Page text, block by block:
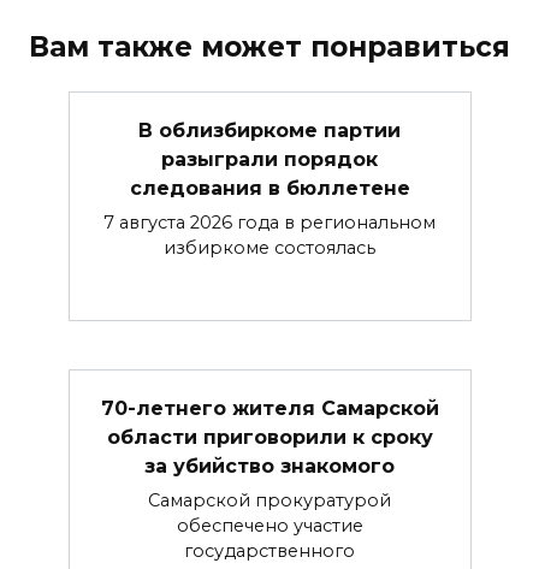
Вам также может понравиться
В облизбиркоме партии
разыграли порядок
следования в бюллетене
7 августа 2026 года в региональном
избиркоме состоялась
70-летнего жителя Самарской
области приговорили к сроку
за убийство знакомого
Самарской прокуратурой
обеспечено участие
государственного